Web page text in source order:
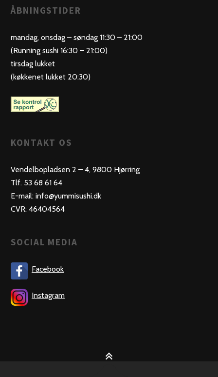
ÅBNINGSTIDER
mandag, onsdag – søndag 11:30 – 21:00
(Running sushi 16:30 – 21:00)
tirsdag lukket
(køkkenet lukket 20:30)
KONTAKT OS
Vendelbopladsen 2 – 4, 9800 Hjørring
Tlf. 53 68 61 64
E-mail: info@yummisushi.dk
CVR: 46404564
SOCIAL MEDIA
Facebook
Instagram